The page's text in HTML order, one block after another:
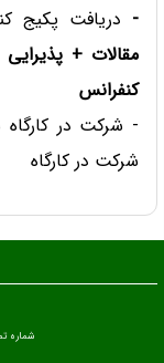
- دریافت پكيج
مقالات +
کنفرانس
- شرکت در
شرکت در کارگاه
شماره